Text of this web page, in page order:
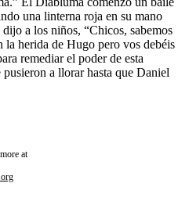
una linterna roja en su mano
a los niños, “Chicos, sabemos
la herida de Hugo pero vos debéis
remediar el poder de esta
a llorar hasta que Daniel
at